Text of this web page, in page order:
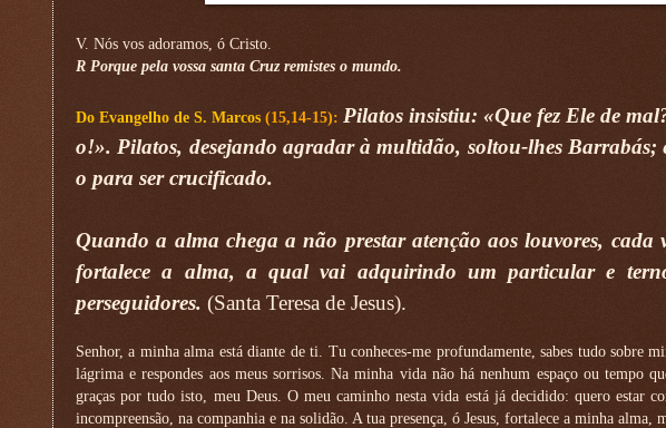
V. Nós vos adoramos, ó Cristo.
R Porque pela vossa santa Cruz remistes o mundo.
Do Evangelho de S. Marcos (15,14-15): Pilatos insistiu: «Que fez Ele de
o!». Pilatos, desejando agradar à multidão, soltou-lhes Barrabás;
o para ser crucificado.
Quando a alma chega a não prestar atenção aos louvores, cada
fortalece a alma, a qual vai adquirindo um particular e
perseguidores. (Santa Teresa de Jesus).
Senhor, a minha alma está diante de ti. Tu conheces-me profundamente, sabes tudo sobre
lágrima e respondes aos meus sorrisos. Na minha vida não há nenhum espaço ou tempo
graças por tudo isto, meu Deus. O meu caminho nesta vida está já decidido: quero estar
incompreensão, na companhia e na solidão. A tua presença, ó Jesus, fortalece a minha alma,